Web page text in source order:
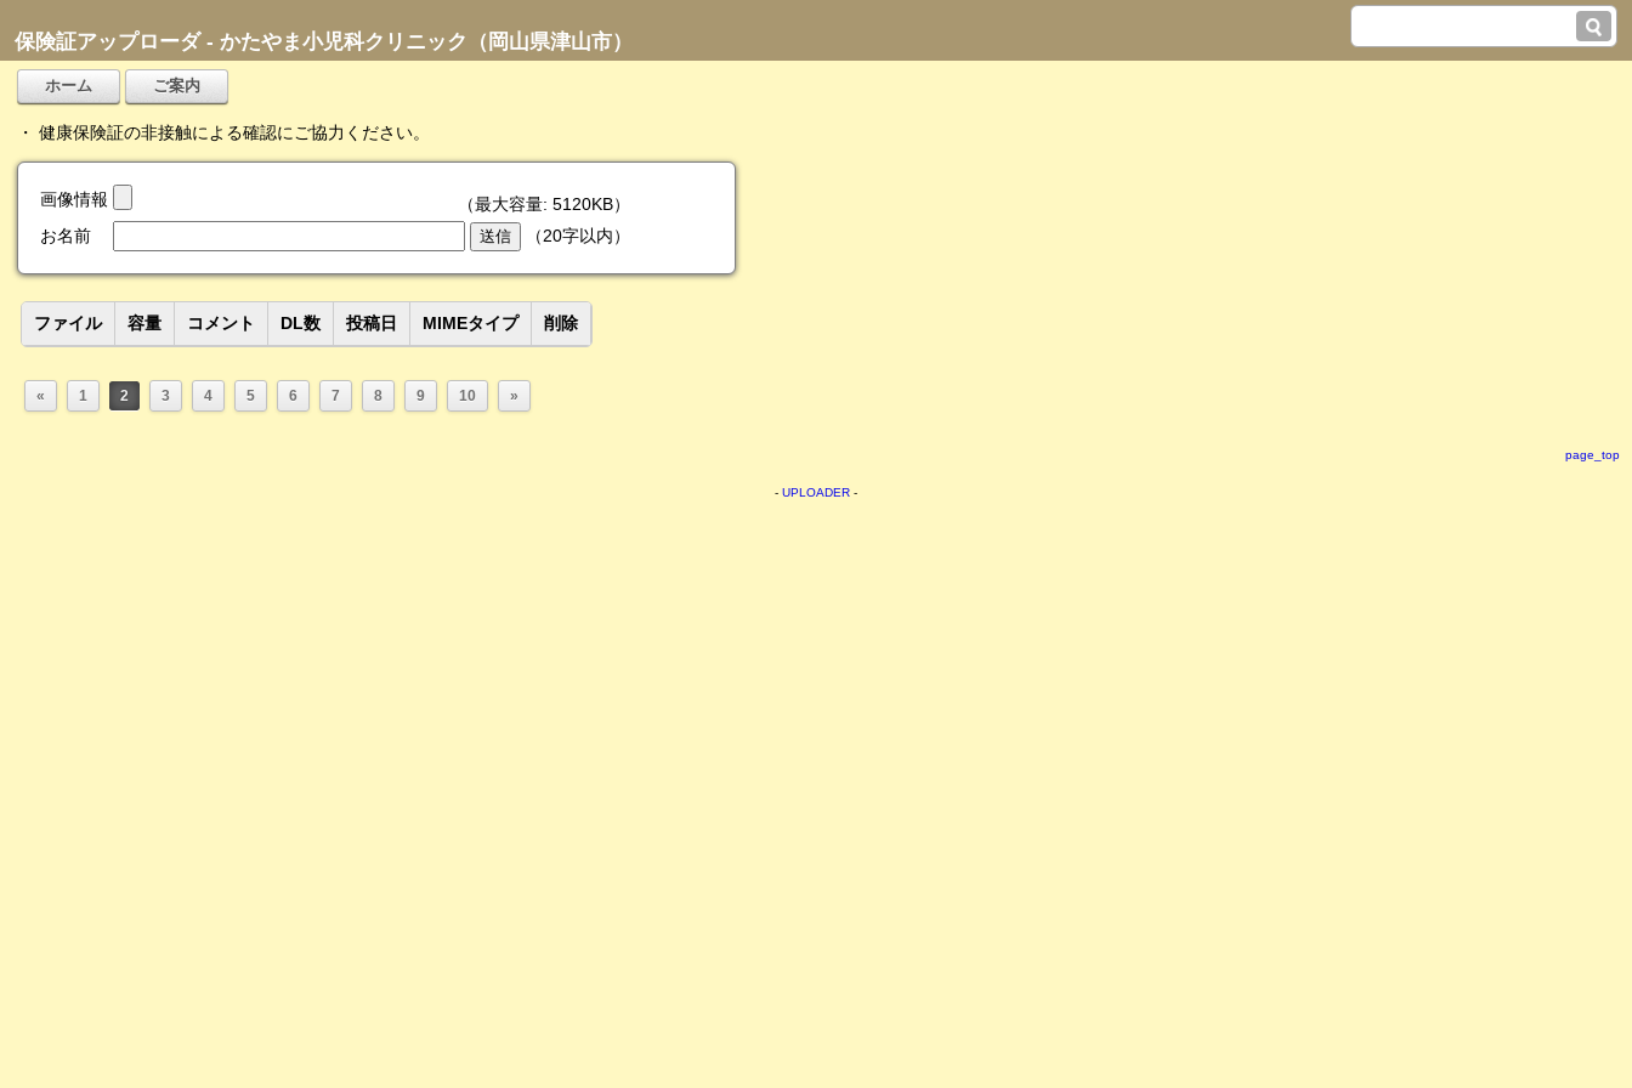
保険証アップローダ - かたやま小児科クリニック（岡山県津山市）
・ 健康保険証の非接触による確認にご協力ください。
画像情報
（最大容量: 5120KB）
お名前
（20字以内）
ファイル 容量 コメント DL数 投稿日 MIMEタイプ 削除
« 1 2 3 4 5 6 7 8 9 10 »
page_top
- UPLOADER -